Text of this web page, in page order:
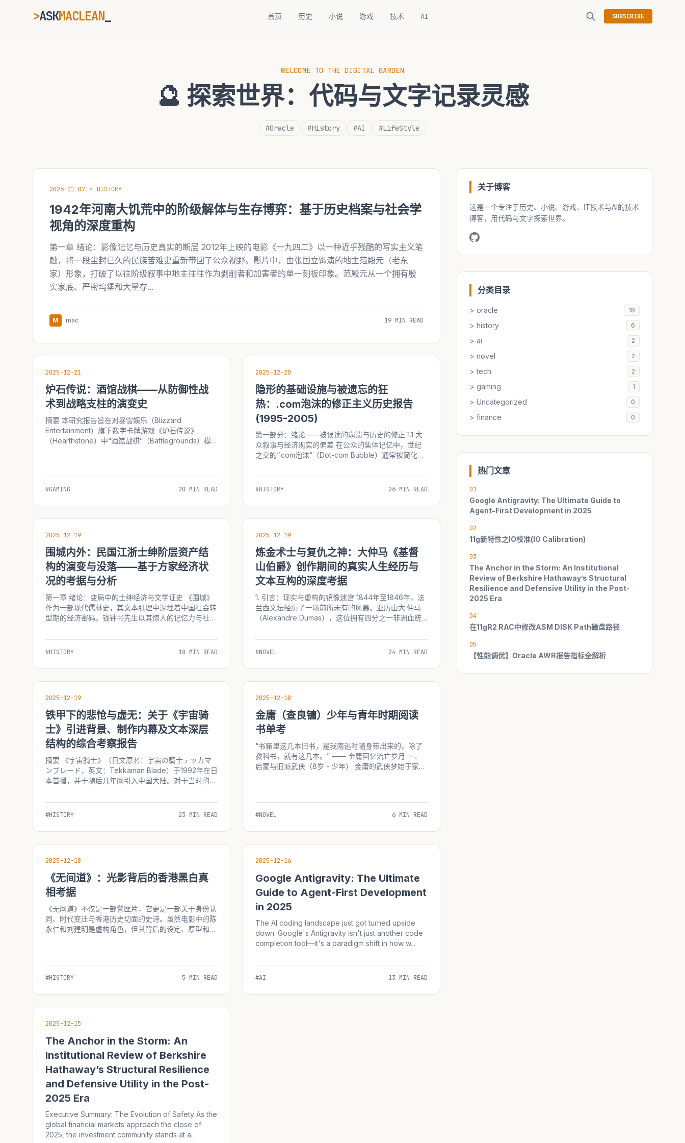
>ASKMACLEAN 首页 历史 小说 游戏 技术 AI SUBSCRIBE
WELCOME TO THE DIGITAL GARDEN
🔮 探索世界： 代码与文字记录灵感
#Oracle #History #AI #LifeStyle
2026-01-07 • HISTORY
1942年河南大饥荒中的阶级解体与生存博弈：基于历史档案与社会学
视角的深度重构
第一章 绪论：影像记忆与历史真实的断层 2012年上映的电影《一九四二》以一种近乎残酷的写实主义笔
触，将一段尘封已久的民族苦难史重新带回了公众视野。影片中，由张国立饰演的地主范殿元（老东
家）形象，打破了以往阶级叙事中地主往往作为剥削者和加害者的单一刻板印象。范殿元从一个拥有殷
实家底、严密坞堡和大量存...
M mac 19 MIN READ
2025-12-21
炉石传说：酒馆战棋——从防御性战
术到战略支柱的演变史
摘要 本研究报告旨在对暴雪娱乐（Blizzard
Entertainment）旗下数字卡牌游戏《炉石传说》
（Hearthstone）中“酒馆战棋”（Battlegrounds）模
#GAMING 20 MIN READ
2025-12-20
隐形的基础设施与被遗忘的狂
热：.com泡沫的修正主义历史报告
(1995-2005)
第一部分：绪论——被误读的崩溃与历史的修正 1.1 大
众叙事与经济现实的偏差 在公众的集体记忆中，世纪
之交的“.com泡沫”（Dot-com Bubble）通常被简化为
时期的标志性符号—&md...
#HISTORY 26 MIN READ
2025-12-19
围城内外：民国江浙士绅阶层资产结
构的演变与没落——基于方家经济状
况的考据与分析
第一章 绪论：变局中的士绅经济与文学证史 《围城》
作为一部现代儒林史，其文本肌理中深埋着中国社会转
型期的经济密码。钱钟书先生以其惊人的记忆力与社会
了抗战前后（1937-1949）江浙士绅阶层所面临的经济
崩塌。这一阶层，曾是传统中国社会的稳定器，拥有土
#HISTORY 18 MIN READ
2025-12-19
炼金术士与复仇之神：大仲马《基督
山伯爵》创作期间的真实人生经历与
文本互构的深度考据
1. 引言：现实与虚构的镜像迷宫 1844年至1846年，法
兰西文坛经历了一场前所未有的风暴。亚历山大·仲马
（Alexandre Dumas），这位拥有四分之一非洲血统
复仇史诗——《基督山伯爵》（Le Comte...
#NOVEL 24 MIN READ
2025-12-19
铁甲下的悲怆与虚无：关于《宇宙骑
士》引进背景、制作内幕及文本深层
结构的综合考察报告
摘要 《宇宙骑士》（日文原名：宇宙の騎士テッカマ
ンブレード，英文：Tekkaman Blade）于1992年在日
本首播，并于随后几年间引入中国大陆。对于当时的中
面构成了集体性的深刻记忆。然而，受限于当时的信息
传播渠道、引进版本的剪辑策略以及受众年龄层的...
#HISTORY 23 MIN READ
2025-12-18
金庸（查良镛）少年与青年时期阅读
书单考
“书箱里这几本旧书，是我南逃时随身带出来的，除了
教科书，就有这几本。” —— 金庸回忆流亡岁月 一、
启蒙与旧派武侠（8岁 - 少年） 金庸的武侠梦始于家乡
#NOVEL 6 MIN READ
2025-12-18
《无间道》：光影背后的香港黑白真
相考据
《无间道》不仅是一部警匪片，它更是一部关于身份认
同、时代变迁与香港历史切面的史诗。虽然电影中的陈
永仁和刘建明是虚构角色，但其背后的设定、原型和细
#HISTORY 5 MIN READ
2025-12-16
Google Antigravity: The Ultimate
Guide to Agent-First Development
in 2025
The AI coding landscape just got turned upside
down. Google's Antigravity isn't just another code
completion tool—it's a paradigm shift in how w...
#AI 13 MIN READ
2025-12-15
The Anchor in the Storm: An
Institutional Review of Berkshire
Hathaway’s Structural Resilience
and Defensive Utility in the Post-
2025 Era
Executive Summary: The Evolution of Safety As the
global financial markets approach the close of
2025, the investment community stands at a
关于博客
这是一个专注于历史、小说、游戏、IT技术与AI的技术
博客，用代码与文字探索世界。
分类目录
> oracle 18
> history 6
> ai 2
> novel 2
> tech 2
> gaming 1
> Uncategorized 0
> finance 0
热门文章
01
Google Antigravity: The Ultimate Guide to
Agent-First Development in 2025
02
11g新特性之IO校准(IO Calibration)
03
The Anchor in the Storm: An Institutional
Review of Berkshire Hathaway’s Structural
Resilience and Defensive Utility in the Post-
2025 Era
04
在11gR2 RAC中修改ASM DISK Path磁盘路径
05
【性能调优】Oracle AWR报告指标全解析